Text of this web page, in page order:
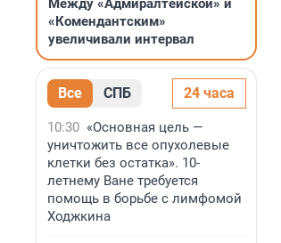
Между «Адмиралтейской» и
«Комендантским»
увеличивали интервал
Все СПБ 24 часа
10:30 «Основная цель —
уничтожить все опухолевые
клетки без остатка». 10-
летнему Ване требуется
помощь в борьбе с лимфомой
Ходжкина